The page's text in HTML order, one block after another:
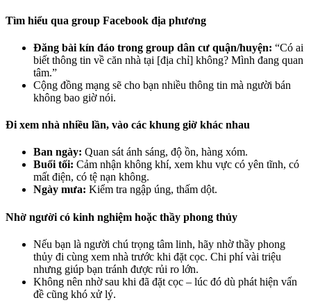
Tìm hiểu qua group Facebook địa phương
Đăng bài kín đáo trong group dân cư quận/huyện: “Có ai
biết thông tin về căn nhà tại [địa chỉ] không? Mình đang quan
tâm.”
Cộng đồng mạng sẽ cho bạn nhiều thông tin mà người bán
không bao giờ nói.
Đi xem nhà nhiều lần, vào các khung giờ khác nhau
Ban ngày: Quan sát ánh sáng, độ ồn, hàng xóm.
Buổi tối: Cảm nhận không khí, xem khu vực có yên tĩnh, có
mất điện, có tệ nạn không.
Ngày mưa: Kiểm tra ngập úng, thấm dột.
Nhờ người có kinh nghiệm hoặc thầy phong thủy
Nếu bạn là người chú trọng tâm linh, hãy nhờ thầy phong
thủy đi cùng xem nhà trước khi đặt cọc. Chi phí vài triệu
nhưng giúp bạn tránh được rủi ro lớn.
Không nên nhờ sau khi đã đặt cọc – lúc đó dù phát hiện vấn
đề cũng khó xử lý.